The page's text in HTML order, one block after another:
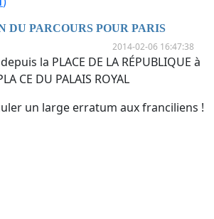
DU PARCOURS POUR PARIS
2014-02-06 16:47:38
la PLACE DE LA RÉPUBLIQUE à
CE DU PALAIS ROYAL
un large erratum aux franciliens !